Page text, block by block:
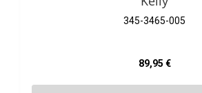
345-3465-005
Regulärer Preis:
89,95 €